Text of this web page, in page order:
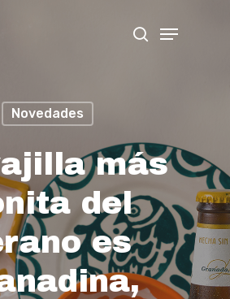
Novedades
más
del
es